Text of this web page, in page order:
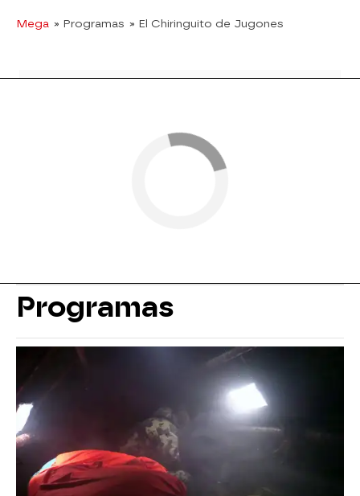
Mega » Programas » El Chiringuito de Jugones
Programas